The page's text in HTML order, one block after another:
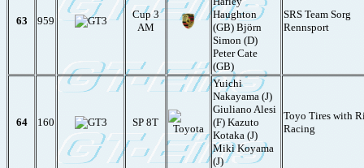
63 959
Cup 3
AM
Haughton
(GB) Björn
Simon (D)
Peter Cate
(GB)
SRS Team Sorg
Rennsport
64 160 SP 8T
Yuichi
Nakayama (J)
Giuliano Alesi
(F) Kazuto
Kotaka (J)
Miki Koyama
(J)
Toyo Tires with
Racing